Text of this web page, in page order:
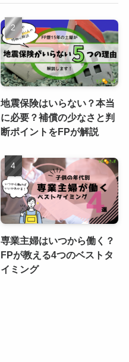
地震保険はいらない？本当
に必要？補償の少なさと判
断ポイントをFPが解説
専業主婦はいつから働く？
FPが教える4つのベストタ
イミング